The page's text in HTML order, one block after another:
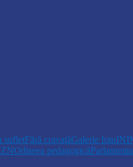
sufletFără cravatăGalerie foto
Odiseea pedagogică